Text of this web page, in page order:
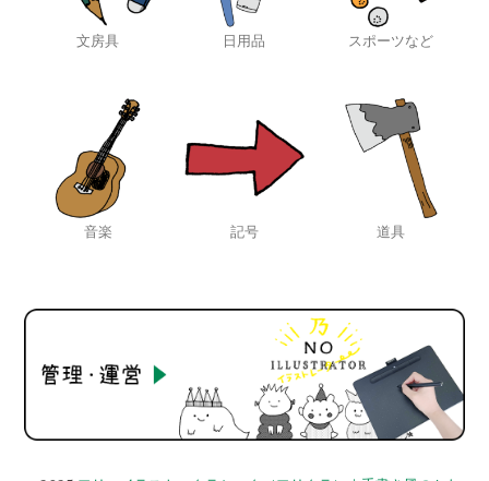
文房具 日用品 スポーツなど
音楽 記号 道具